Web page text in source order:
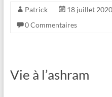
Patrick 18 juillet 2020
0 Commentaires
Vie à l’ashram